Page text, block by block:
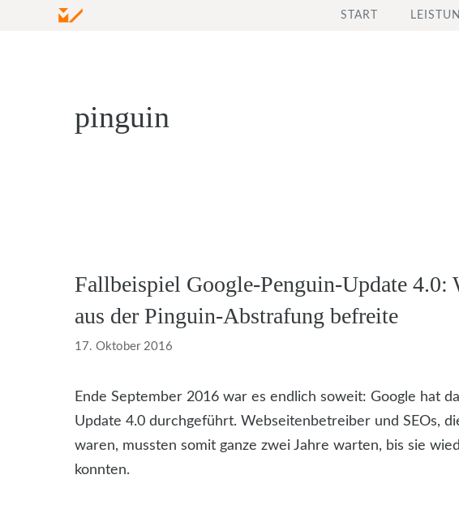
START
pinguin
Fallbeispiel Google-Penguin-Update 4.0:
aus der Pinguin-Abstrafung befreite
17. Oktober 2016
Ende September 2016 war es endlich soweit: Google hat
Update 4.0 durchgeführt. Webseitenbetreiber und SEOs,
waren, mussten somit ganze zwei Jahre warten, bis sie
konnten.